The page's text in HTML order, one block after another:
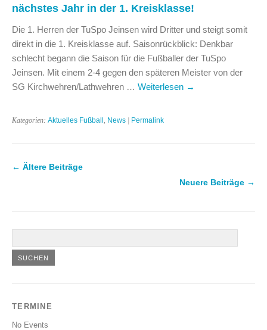
nächstes Jahr in der 1. Kreisklasse!
Die 1. Herren der TuSpo Jeinsen wird Dritter und steigt somit
direkt in die 1. Kreisklasse auf. Saisonrückblick: Denkbar
schlecht begann die Saison für die Fußballer der TuSpo
Jeinsen. Mit einem 2-4 gegen den späteren Meister von der
SG Kirchwehren/Lathwehren … Weiterlesen →
Kategorien: Aktuelles Fußball News | Permalink
← Ältere Beiträge
Neuere Beiträge →
TERMINE
No Events